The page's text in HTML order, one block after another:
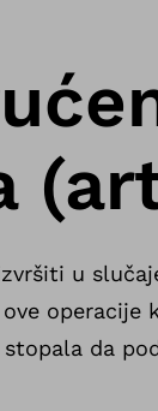
u
operacije
da